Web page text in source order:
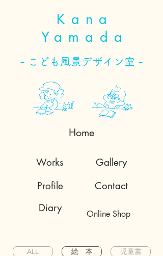
Kana
Yamada
- こども風景デザイン室 -
Home
Diary
Works
Profile
Gallery
Contact
Online Shop
ALL 絵 本 児童書